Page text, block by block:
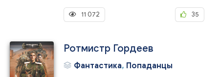
11 072 35
Ротмистр Гордеев
Фантастика, Попаданцы